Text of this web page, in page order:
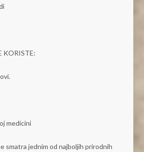
KORISTE:
medicini
smatra jednim od najboljih prirodnih